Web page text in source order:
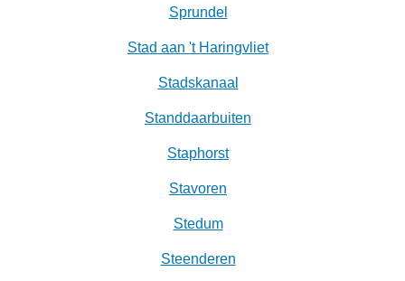
Sprundel
Stad aan 't Haringvliet
Stadskanaal
Standdaarbuiten
Staphorst
Stavoren
Stedum
Steenderen